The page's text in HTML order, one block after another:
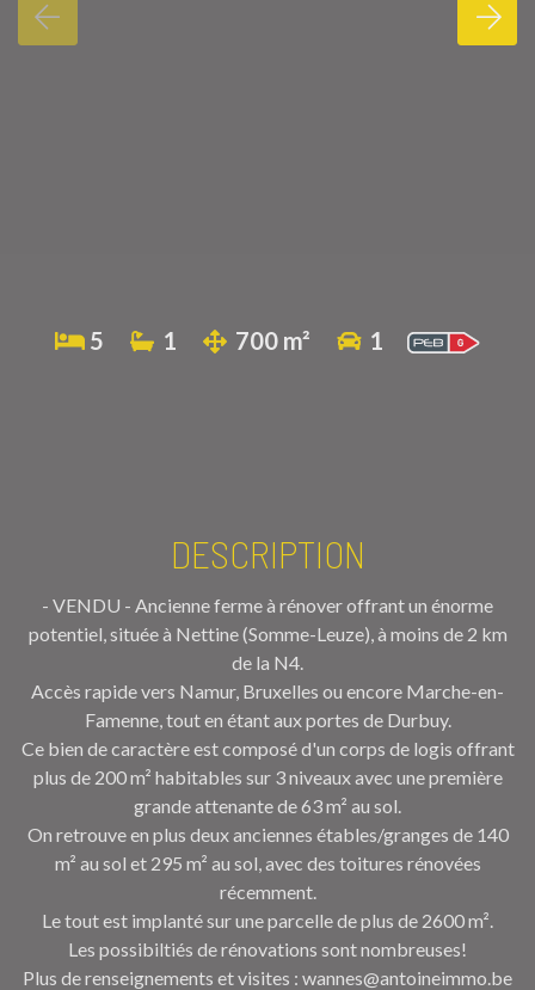
5 1 700 m² 1
DESCRIPTION
- VENDU - Ancienne ferme à rénover offrant un énorme
potentiel, située à Nettine (Somme-Leuze), à moins de 2 km
de la N4.
Accès rapide vers Namur, Bruxelles ou encore Marche-en-
Famenne, tout en étant aux portes de Durbuy.
Ce bien de caractère est composé d'un corps de logis offrant
plus de 200 m² habitables sur 3 niveaux avec une première
grande attenante de 63 m² au sol.
On retrouve en plus deux anciennes étables/granges de 140
m² au sol et 295 m² au sol, avec des toitures rénovées
récemment.
Le tout est implanté sur une parcelle de plus de 2600 m².
Les possibiltiés de rénovations sont nombreuses!
Plus de renseignements et visites : wannes@antoineimmo.be